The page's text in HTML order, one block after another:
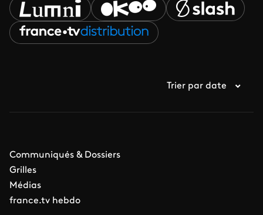
Trier par date
Communiqués & Dossiers
Grilles
Médias
france.tv hebdo